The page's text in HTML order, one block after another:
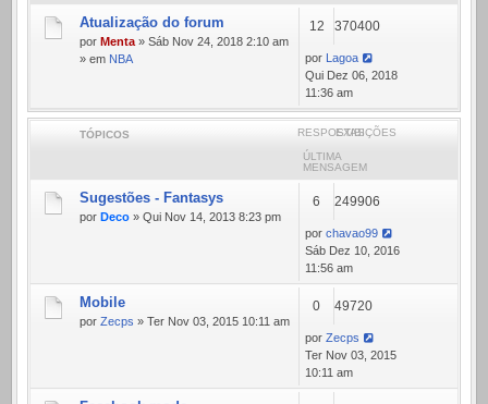
Atualização do forum
por Menta » Sáb Nov 24, 2018 2:10 am
» em NBA
12 370400
por
Lagoa
Qui Dez 06, 2018
11:36 am
TÓPICOS RESPOSTASEXIBIÇÕES
ÚLTIMA
MENSAGEM
Sugestões - Fantasys
por Deco » Qui Nov 14, 2013 8:23 pm
6 249906
por chavao99
Sáb Dez 10, 2016
11:56 am
Mobile
por Zecps » Ter Nov 03, 2015 10:11 am
0 49720
por Zecps
Ter Nov 03, 2015
10:11 am